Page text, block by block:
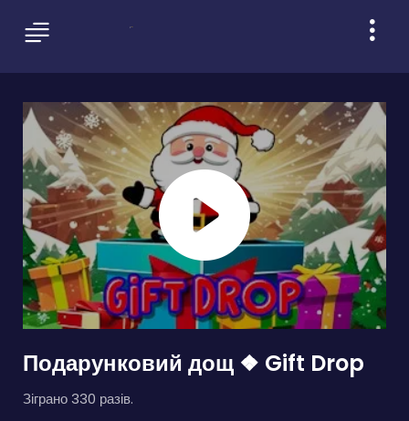
Подарунковий дощ ❖ Gift Drop
Зіграно 330 разів.